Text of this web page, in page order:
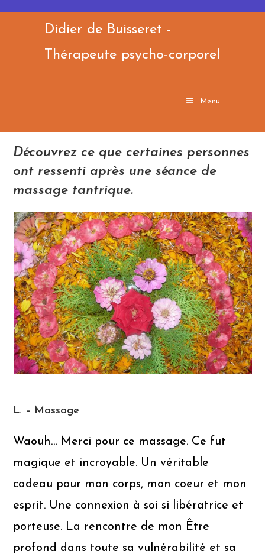
Didier de Buisseret -
Thérapeute psycho-corporel
Menu
Découvrez ce que certaines personnes
ont ressenti après une séance de
massage tantrique.
L. – Massage
Waouh… Merci pour ce massage. Ce fut
magique et incroyable. Un véritable
cadeau pour mon corps, mon coeur et mon
esprit. Une connexion à soi si libératrice et
porteuse. La rencontre de mon Être
profond dans toute sa vulnérabilité et sa